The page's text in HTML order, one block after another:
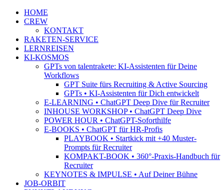
HOME
CREW
KONTAKT
RAKETEN-SERVICE
LERNREISEN
KI-KOSMOS
GPTs von talentrakete: KI-Assistenten für Deine
Workflows
GPT Suite fürs Recruiting & Active Sourcing
GPTs • KI-Assistenten für Dich entwickelt
E-LEARNING • ChatGPT Deep Dive für Recruiter
INHOUSE WORKSHOP • ChatGPT Deep Dive
POWER HOUR • ChatGPT-Soforthilfe
E-BOOKS • ChatGPT für HR-Profis
PLAYBOOK • Startkick mit +40 Muster-
Prompts für Recruiter
KOMPAKT-BOOK • 360°-Praxis-Handbuch für
Recruiter
KEYNOTES & IMPULSE • Auf Deiner Bühne
JOB-ORBIT